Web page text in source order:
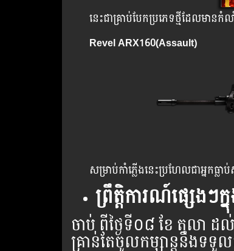
នេះជាគ្រាប់បែកប្រភេទថ្មីដែលមាន
Revel ARX160(Assault)
សម្រាប់កាំភ្លើងនេះប្រហែលជាអ្នក
ព្រឹត្តិការណ៍ផ្សេងៗ
ចាប់ ​ពី​ថ្ងៃ​ទី​​០៨ ខែ​ តុលា ដល់​
គ្រាន់​តែ​ចូល​កម្សាន្ដ​នឹង​ទទួល​